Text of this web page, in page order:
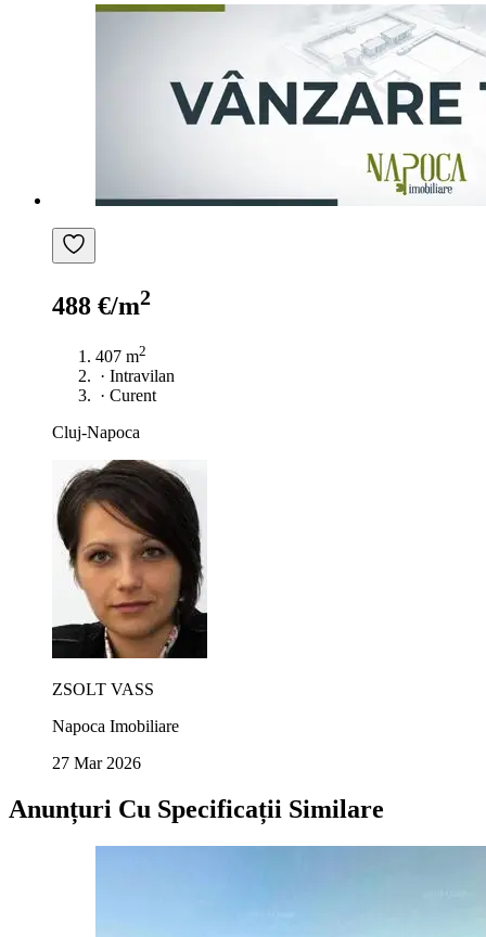
488 €/m2
407 m2
· Intravilan
· Curent
Cluj-Napoca
ZSOLT VASS
Napoca Imobiliare
27 Mar 2026
Anunțuri Cu Specificații Similare